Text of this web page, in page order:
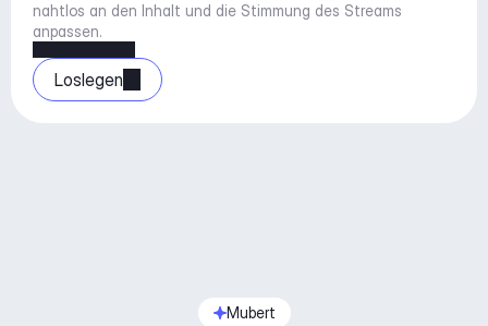
nahtlos an den Inhalt und die Stimmung des Streams
anpassen.
Loslegen
Mubert